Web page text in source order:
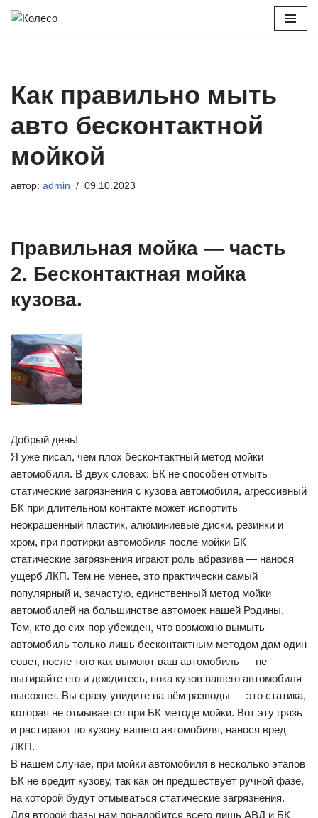
Как правильно мыть
авто бесконтактной
мойкой
автор: admin 09.10.2023
Правильная мойка — часть
2. Бесконтактная мойка
кузова.
Добрый день!
Я уже писал, чем плох бесконтактный метод мойки
автомобиля. В двух словах: БК не способен отмыть
статические загрязнения с кузова автомобиля, агрессивный
БК при длительном контакте может испортить
неокрашенный пластик, алюминиевые диски, резинки и
хром, при протирки автомобиля после мойки БК
статические загрязнения играют роль абразива — нанося
ущерб ЛКП. Тем не менее, это практически самый
популярный и, зачастую, единственный метод мойки
автомобилей на большинстве автомоек нашей Родины.
Тем, кто до сих пор убежден, что возможно вымыть
автомобиль только лишь бесконтактным методом дам один
совет, после того как вымоют ваш автомобиль — не
вытирайте его и дождитесь, пока кузов вашего автомобиля
высохнет. Вы сразу увидите на нём разводы — это статика,
которая не отмывается при БК методе мойки. Вот эту грязь
и растирают по кузову вашего автомобиля, нанося вред
ЛКП.
В нашем случае, при мойки автомобиля в несколько этапов
БК не вредит кузову, так как он предшествует ручной фазе,
на которой будут отмываться статические загрязнения.
Для второй фазы нам понадобится всего лишь АВД и БК